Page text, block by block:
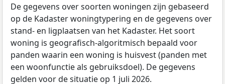
De gegevens over soorten woningen zijn gebaseerd
op de Kadaster woningtypering en de gegevens over
stand- en ligplaatsen van het Kadaster. Het soort
woning is geografisch-algoritmisch bepaald voor
panden waarin een woning is huisvest (panden met
een woonfunctie als gebruiksdoel). De gegevens
gelden voor de situatie op 1 juli 2026.